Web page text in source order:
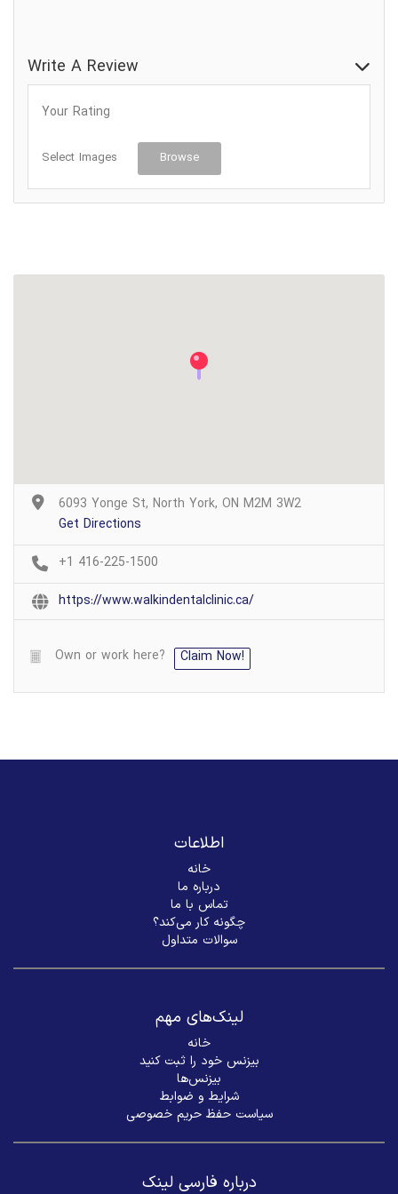
Write A Review
Your Rating
Select Images Browse
6093 Yonge St, North York, ON M2M 3W2
Get Directions
+1 416-225-1500
https://www.walkindentalclinic.ca/
Own or work here? Claim Now!
اطلاعات
خانه
درباره ما
تماس با ما
چگونه کار می‌کند؟
سوالات متداول
لینک‌های مهم
خانه
بیزنس خود را ثبت کنید
بیزنس‌ها
شرایط و ضوابط
سیاست حفظ حریم خصوصی
درباره فارسی لینک